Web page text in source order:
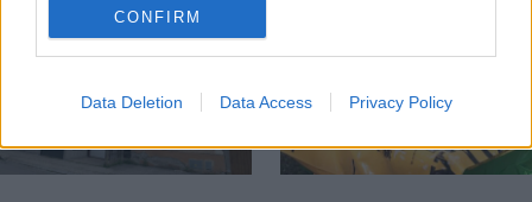
CONFIRM
Data Deletion Data Access Privacy Policy